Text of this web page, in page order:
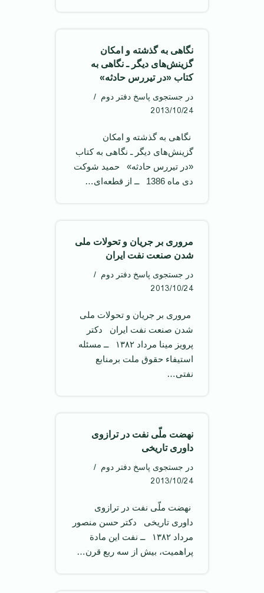
نگاهی به گذشته و امکان
گزینش‌های دیگر ـ نگاهی به
کتاب «در تیررس حادثه»
در جستجوی پاسخ دفتر دوم
2013/10/24
‌ نگاهی به گذشته و امکان
گزینش‌های دیگر ـ نگاهی به کتاب
«در تیررس حادثه» ‌ حمید شوکت
دی ماه 1386 ‌ ــ از قطعه‌ای…
مروری بر جریان و تحولات ملی
شدن صنعت نفت ایران
در جستجوی پاسخ دفتر دوم
2013/10/24
‌ مروری بر جریان و تحولات ملی
شدن صنعت نفت ایران ‌ دکتر
پرویز مینا مرداد ۱۳۸۲ ‌ ــ مسئله
استیفاء حقوق ملت برمنابع
نفتی…
نهضت ملّی نفت در ترازوی
داوری تاریخی
در جستجوی پاسخ دفتر دوم
2013/10/24
‌ نهضت ملّی نفت در ترازوی
داوری تاریخی ‌ دکتر حسن منصور
مرداد ۱۳۸۲ ‌ ــ نفت این مادة
پراهمیت، بیش از سه ربع قرن…